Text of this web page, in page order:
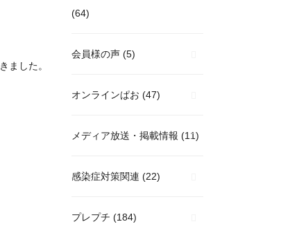
ました。
(64)
会員様の声 (5)
オンラインぱお (47)
メディア放送・掲載情報 (11)
感染症対策関連 (22)
プレプチ (184)